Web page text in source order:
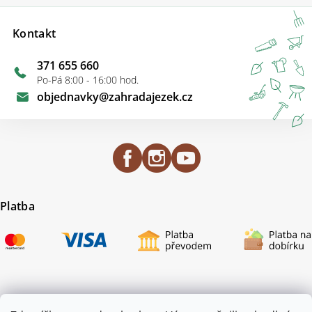
Kontakt
objednavky@zahradajezek.cz
371 655 660
Po-Pá 8:00 - 16:00 hod.
Platba
Certifikace